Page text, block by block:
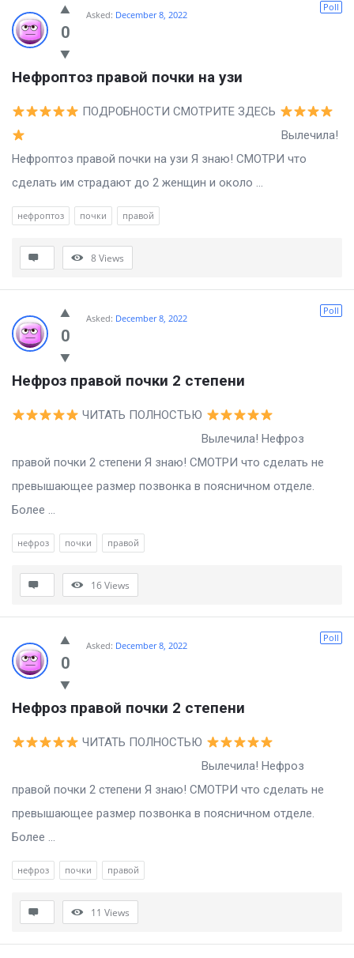
0
Poll
Asked: December 8, 2022
Нефроптоз правой почки на узи
ПОДРОБНОСТИ СМОТРИТЕ ЗДЕСЬ
Вылечила!
Нефроптоз правой почки на узи Я знаю! СМОТРИ что
сделать им страдают до 2 женщин и около ...
нефроптоз почки правой
8Views
0
Poll
Asked: December 8, 2022
Нефроз правой почки 2 степени
ЧИТАТЬ ПОЛНОСТЬЮ
Вылечила! Нефроз
правой почки 2 степени Я знаю! СМОТРИ что сделать не
превышающее размер позвонка в поясничном отделе.
Более ...
нефроз почки правой
16Views
0
Poll
Asked: December 8, 2022
Нефроз правой почки 2 степени
ЧИТАТЬ ПОЛНОСТЬЮ
Вылечила! Нефроз
правой почки 2 степени Я знаю! СМОТРИ что сделать не
превышающее размер позвонка в поясничном отделе.
Более ...
нефроз почки правой
11 Views